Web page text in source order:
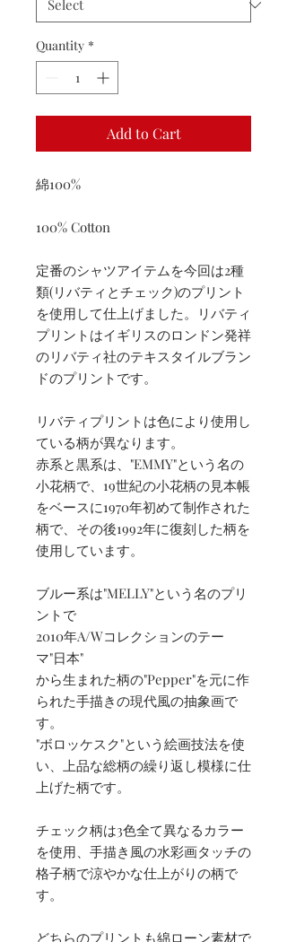
Quantity *
Add to Cart
綿100%
100% Cotton
定番のシャツアイテムを今回は2種
類(リバティとチェック)のプリント
を使用して仕上げました。リバティ
プリントはイギリスのロンドン発祥
のリバティ社のテキスタイルブラン
ドのプリントです。
リバティプリントは色により使用し
ている柄が異なります。
赤系と黒系は、"EMMY"という名の
小花柄で、19世紀の小花柄の見本帳
をベースに1970年初めて制作された
柄で、その後1992年に復刻した柄を
使用しています。
ブルー系は"MELLY"という名のプリ
ントで
2010年A/Wコレクションのテー
マ"日本"
から生まれた柄の"Pepper"を元に作
られた手描きの現代風の抽象画で
す。
"ボロッケスク"という絵画技法を使
い、上品な総柄の繰り返し模様に仕
上げた柄です。
チェック柄は3色全て異なるカラー
を使用、手描き風の水彩画タッチの
格子柄で涼やかな仕上がりの柄で
す。
どちらのプリントも綿ローン素材で